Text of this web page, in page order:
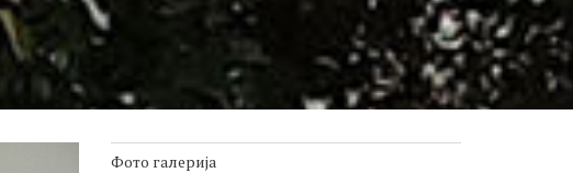
Фото галерија